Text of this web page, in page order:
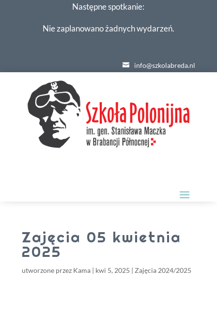
Następne spotkanie:
Nie zaplanowano żadnych wydarzeń.
info@szkolabreda.nl
Zajęcia 05 kwietnia
2025
utworzone przez Kama| kwi 5, 2025 | Zajęcia 2024/2025